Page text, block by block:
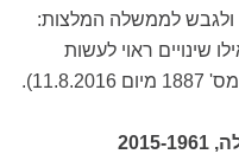
ולגבש לממשלה המלצות:
שינויים ראוי לעשות